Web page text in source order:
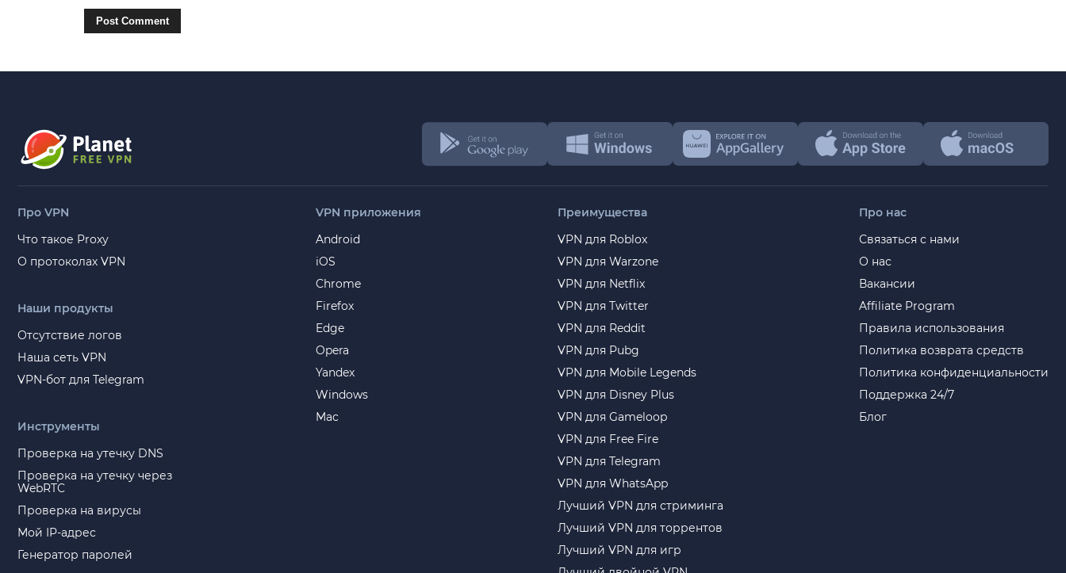
Про VPN
Что такое Proxy
О протоколах VPN
Наши продукты
Отсутствие логов
Наша сеть VPN
VPN-бот для Telegram
VPN приложения
Android
iOS
Chrome
Firefox
Edge
Opera
Yandex
Windows
Mac
Про нас
Связаться с нами
О нас
Вакансии
Affiliate Program
Правила использования
Политика возврата средств
Политика конфиденциальности
Поддержка 24/7
Блог
Инструменты
Проверка на утечку DNS
Проверка на утечку через
WebRTC
Проверка на вирусы
Мой IP-адрес
Генератор паролей
Преимущества
VPN для Roblox
VPN для Warzone
VPN для Netflix
VPN для Twitter
VPN для Reddit
VPN для Pubg
VPN для Mobile Legends
VPN для Disney Plus
VPN для Gameloop
VPN для Free Fire
VPN для Telegram
VPN для WhatsApp
Лучший VPN для стриминга
Лучший VPN для торрентов
Лучший VPN для игр